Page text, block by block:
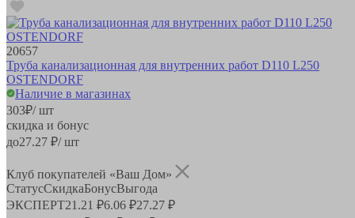
20657
Труба канализационная для внутренних работ D110 L250
OSTENDORF
Наличие в магазинах
303₽/ шт
скидка и бонус
до27.27 ₽/ шт
Клуб покупателей «Ваш Дом»
СтатусСкидкаБонусВыгода
ЭКСПЕРТ21.21 ₽6.06 ₽27.27 ₽